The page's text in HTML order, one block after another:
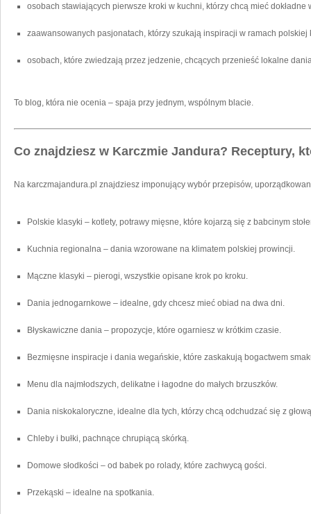
osobach stawiających pierwsze kroki w kuchni, którzy chcą mieć dokładne
zaawansowanych pasjonatach, którzy szukają inspiracji w ramach polskiej
osobach, które zwiedzają przez jedzenie, chcących przenieść lokalne
To blog, która nie ocenia – spaja przy jednym, wspólnym blacie.
Co znajdziesz w Karczmie Jandura? Receptury,
Na karczmajandura.pl znajdziesz imponujący wybór przepisów,
Polskie klasyki – kotlety, potrawy mięsne, które kojarzą się z babcinym
Kuchnia regionalna – dania wzorowane na klimatem polskiej prowincji.
Mączne klasyki – pierogi, wszystkie opisane krok po kroku.
Dania jednogarnkowe – idealne, gdy chcesz mieć obiad na dwa dni.
Błyskawiczne dania – propozycje, które ogarniesz w krótkim czasie.
Bezmięsne inspiracje i dania wegańskie, które zaskakują bogactwem
Menu dla najmłodszych, delikatne i łagodne do małych brzuszków.
Dania niskokaloryczne, idealne dla tych, którzy chcą odchudzać się z
Chleby i bułki, pachnące chrupiącą skórką.
Domowe słodkości – od babek po rolady, które zachwycą gości.
Przekąski – idealne na spotkania.